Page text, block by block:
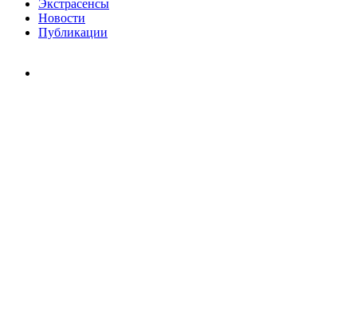
Экстрасенсы
Новости
Публикации